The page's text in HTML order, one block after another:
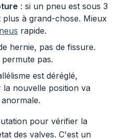
: si un pneu est sous 3
à grand-chose. Mieux
rapide.
hernie, pas de fissure.
pas.
est déréglé,
nouvelle position va
pour vérifier la
des valves. C'est un